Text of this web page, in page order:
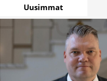
Uusimmat